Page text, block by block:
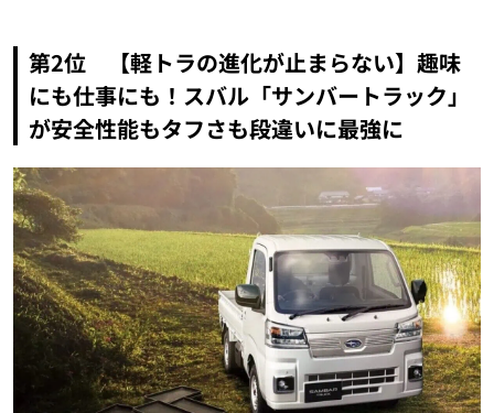
第2位 【軽トラの進化が止まらない】趣味
にも仕事にも！スバル「サンバートラック」
が安全性能もタフさも段違いに最強に